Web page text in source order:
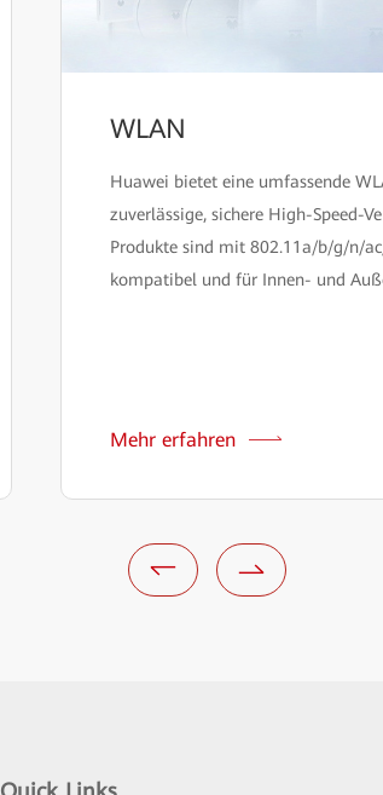
WLAN
Huawei bietet eine umfassende
zuverlässige, sichere High-Speed-
Produkte sind mit 802.11a/b/g/n/
kompatibel und für Innen- und
Mehr erfahren